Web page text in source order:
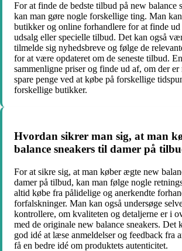
For at finde de bedste tilbud på new balance
kan man gøre nogle forskellige ting. Man
butikker og online forhandlere for at finde ud
udsalg eller specielle tilbud. Det kan også
tilmelde sig nyhedsbreve og følge de
for at være opdateret om de seneste tilbud.
sammenligne priser og finde ud af, om der
spare penge ved at købe på forskellige
forskellige butikker.
Hvordan sikrer man sig, at man
balance sneakers til damer på
For at sikre sig, at man køber ægte new
damer på tilbud, kan man følge nogle
altid købe fra pålidelige og anerkendte
forfalskninger. Man kan også undersøge
kontrollere, om kvaliteten og detaljerne er i
med de originale new balance sneakers. Det
god idé at læse anmeldelser og feedback fra
få en bedre idé om produktets autenticitet.